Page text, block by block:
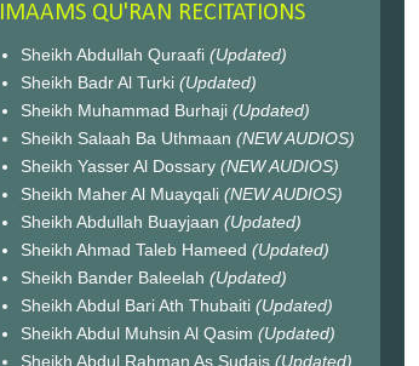
IMAAMS QU'RAN RECITATIONS
Sheikh Abdullah Quraafi (Updated)
Sheikh Badr Al Turki (Updated)
Sheikh Muhammad Burhaji (Updated)
Sheikh Salaah Ba Uthmaan (NEW AUDIOS)
Sheikh Yasser Al Dossary (NEW AUDIOS)
Sheikh Maher Al Muayqali (NEW AUDIOS)
Sheikh Abdullah Buayjaan (Updated)
Sheikh Ahmad Taleb Hameed (Updated)
Sheikh Bander Baleelah (Updated)
Sheikh Abdul Bari Ath Thubaiti (Updated)
Sheikh Abdul Muhsin Al Qasim (Updated)
Sheikh Abdul Rahman As Sudais (Updated)